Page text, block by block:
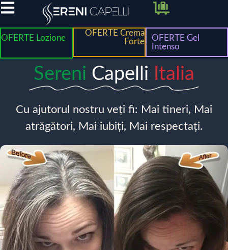
OFERTE Lozione
OFERTE Crema
Forte
OFERTE Gel
Intenso
Sereni Capelli Italia
Cu ajutorul nostru veți fi: Mai tineri, Mai
atrăgători, Mai iubiți, Mai respectați.